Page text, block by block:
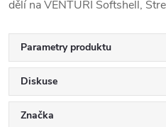
dělí na VENTURI Softshell,
Parametry produktu
Diskuse
Značka